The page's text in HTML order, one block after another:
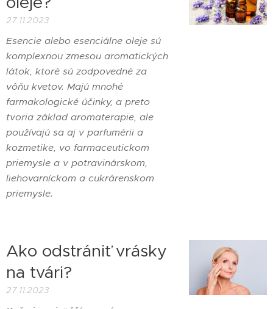
27.11.2023
Esencie alebo esenciálne oleje sú
komplexnou zmesou aromatických
látok, ktoré sú zodpovedné za
vôňu kvetov. Majú mnohé
farmakologické účinky, a preto
tvoria základ aromaterapie, ale
používajú sa aj v parfumérii a
kozmetike, vo farmaceutickom
priemysle a v potravinárskom,
liehovarníckom a cukrárenskom
priemysle.
Ako odstrániť vrásky
na tvári?
27.11.2023